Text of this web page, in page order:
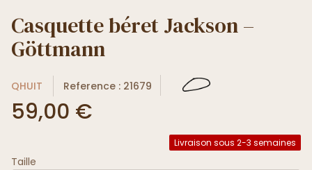
Casquette béret Jackson –
Göttmann
QHUIT Reference : 21679
59,00 €
Livraison sous 2-3 semaines
Taille